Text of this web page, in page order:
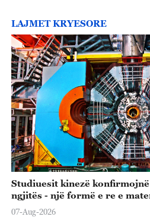
e
o
LAJMET KRYESORE
Studiuesit kinezë
ngjitës - një formë e re e
07-Aug-2026